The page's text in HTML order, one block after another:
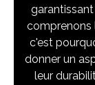
comprenons
c'est
donner un
leur